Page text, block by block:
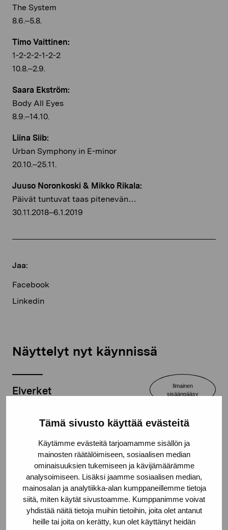
Tämä sivusto käyttää evästeitä
Käytämme evästeitä tarjoamamme sisällön ja
mainosten räätälöimiseen, sosiaalisen median
ominaisuuksien tukemiseen ja kävijämäärämme
analysoimiseen. Lisäksi jaamme sosiaalisen median,
mainosalan ja analytiikka-alan kumppaneillemme tietoja
siitä, miten käytät sivustoamme. Kumppanimme voivat
yhdistää näitä tietoja muihin tietoihin, joita olet antanut
heille tai joita on kerätty, kun olet käyttänyt heidän
Jaa:
Facebook
Linkedin
The System
8.6.–5.8.
Timo Vaittinen:
1-2-2-2-1-2-2
10.8.–2.9.
Saara Ekström:
Body All Eyes
8.9.–14.10.
Liina Siib:
Urban Symphony in E-minor
20.10.–25.11.
Juuso Noronkoski & Mikko Rikala:
Päivät tuntuvat taas pitenevän…
30.11.2018–6.1.2019
Näyttelyt nyt käynnissä
Ilmainen
sisäänpääsy
Elverket
Sinne
ti–su klo 12–17